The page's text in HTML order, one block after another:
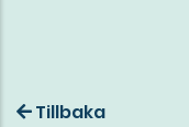
Tillbaka